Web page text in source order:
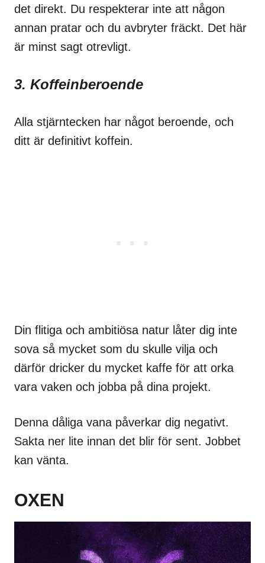
det direkt. Du respekterar inte att någon
annan pratar och du avbryter fräckt. Det här
är minst sagt otrevligt.
3. Koffeinberoende
Alla stjärntecken har något beroende, och
ditt är definitivt koffein.
Din flitiga och ambitiösa natur låter dig inte
sova så mycket som du skulle vilja och
därför dricker du mycket kaffe för att orka
vara vaken och jobba på dina projekt.
Denna dåliga vana påverkar dig negativt.
Sakta ner lite innan det blir för sent. Jobbet
kan vänta.
OXEN